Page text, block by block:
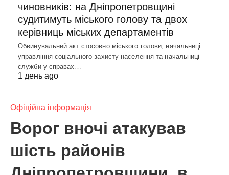
чиновників: на Дніпропетровщині
судитимуть міського голову та двох
керівниць міських департаментів
Обвинувальний акт стосовно міського голови, начальниці
управління соціального захисту населення та начальниці
служби у справах…
1 день ago